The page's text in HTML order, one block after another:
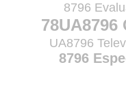
8796
78UA8796
UA8796
8796